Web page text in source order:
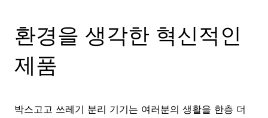
환경을 생각한 혁신적인
제품
박스고고 쓰레기 분리 기기는 여러분의 생활을 한층 더